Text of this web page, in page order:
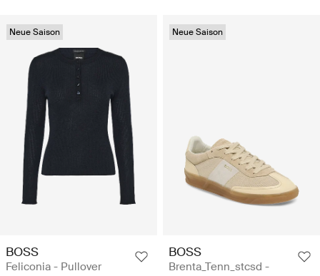
Neue Saison
BOSS
Feliconia - Pullover
Neue Saison
BOSS
Brenta_Tenn_stcsd -